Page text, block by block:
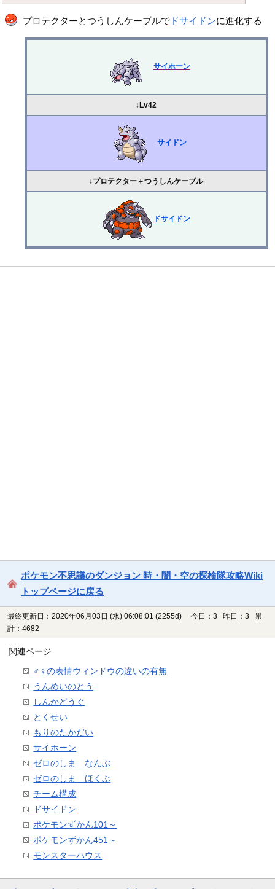
プロテクターとつうしんケーブルでドサイドンに進化する
サイホーン
↓Lv42
サイドン
↓プロテクター＋つうしんケーブル
ドサイドン
ポケモン不思議のダンジョン 時・闇・空の探検隊攻略Wiki
トップページに戻る
最終更新日：2020年06月03日 (水) 06:08:01 (2255d)
今日：3 昨日：3 累
計：4682
関連ページ
♂♀の表情ウィンドウの違いの有無
うんめいのとう
しんかどうぐ
とくせい
もりのたかだい
サイホーン
ゼロのしま なんぶ
ゼロのしま ほくぶ
チーム構成
ドサイドン
ポケモンずかん101～
ポケモンずかん451～
モンスターハウス